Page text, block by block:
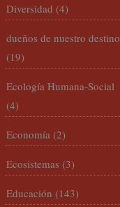
Diversidad (4)
dueños de nuestro destino
(19)
Ecología Humana-Social
(4)
Economía (2)
Ecosistemas (3)
Educación (143)